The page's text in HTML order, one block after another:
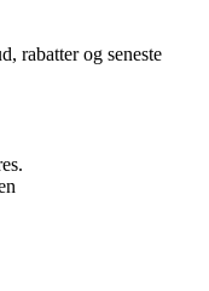
rabatter og seneste